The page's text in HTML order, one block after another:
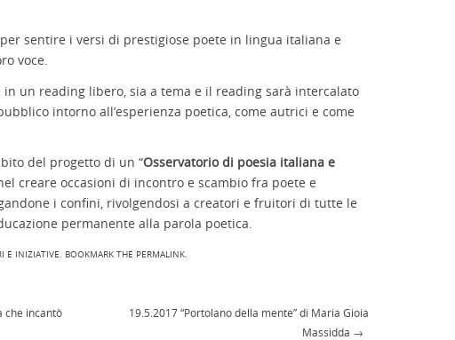
sentire i versi di prestigiose poete in lingua italiana e
voce.
in un reading libero, sia a tema e il reading sarà intercalato
intorno all’esperienza poetica, come autrici e come
del progetto di un “Osservatorio di poesia italiana e
creare occasioni di incontro e scambio fra poete e
i confini, rivolgendosi a creatori e fruitori di tutte le
permanente alla parola poetica.
E INIZIATIVE. BOOKMARK THE PERMALINK.
che incantò
19.5.2017 “Portolano della mente” di Maria Gioia
Massidda →